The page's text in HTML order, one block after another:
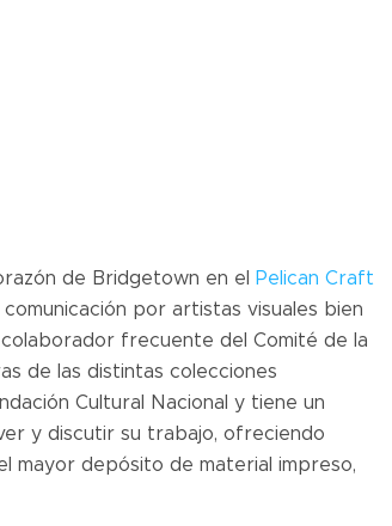
de Bridgetown en el
Pelican Craft
por artistas visuales bien
frecuente del Comité de la
de las distintas colecciones
Cultural Nacional y tiene un
y discutir su trabajo, ofreciendo
mayor depósito de material impreso,